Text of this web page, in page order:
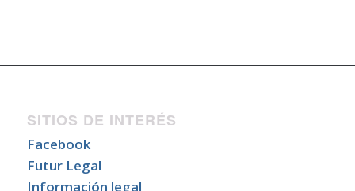
SITIOS DE INTERÉS
Facebook
Futur Legal
Información legal